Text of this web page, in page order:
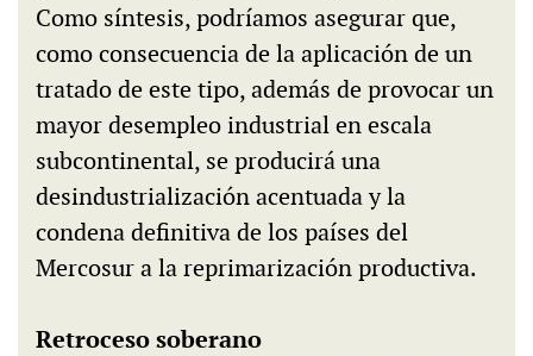
Como síntesis, podríamos asegurar que,
como consecuencia de la aplicación de un
tratado de este tipo, además de provocar un
mayor desempleo industrial en escala
subcontinental, se producirá una
desindustrialización acentuada y la
condena definitiva de los países del
Mercosur a la reprimarización productiva.
Retroceso soberano